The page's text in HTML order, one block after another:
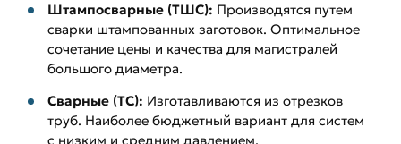
Штампосварные (ТШС): Производятся путем
сварки штампованных заготовок. Оптимальное
сочетание цены и качества для магистралей
большого диаметра.
Сварные (ТС): Изготавливаются из отрезков
труб. Наиболее бюджетный вариант для систем
с низким и средним давлением.